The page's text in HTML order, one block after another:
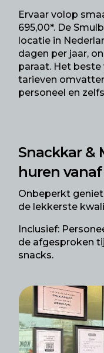
Ervaar volop
695,00*. De
locatie in
dagen per jaar,
paraat. Het beste
tarieven
personeel en
Snackkar &
huren vanaf
Onbeperkt
de lekkerste
Inclusief:
de afgesproken
snacks.